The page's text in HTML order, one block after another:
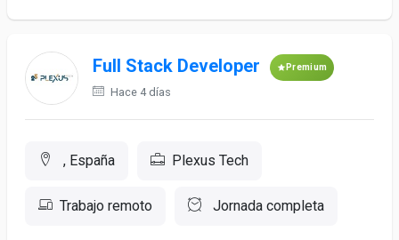
Full Stack Developer Premium
Hace 4 días
, España Plexus Tech
Trabajo remoto Jornada completa